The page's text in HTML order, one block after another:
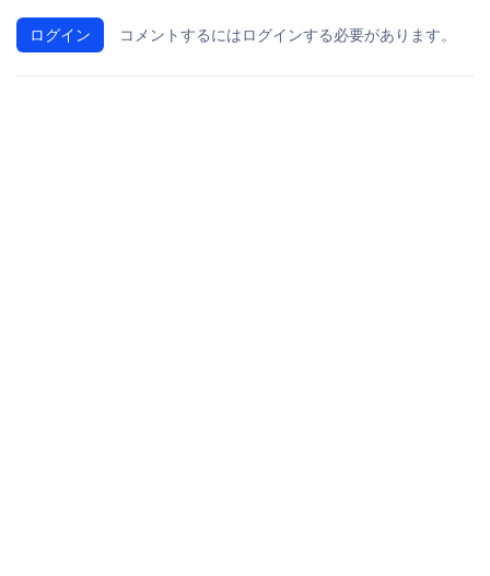
ログイン コメントするにはログインする必要があります。